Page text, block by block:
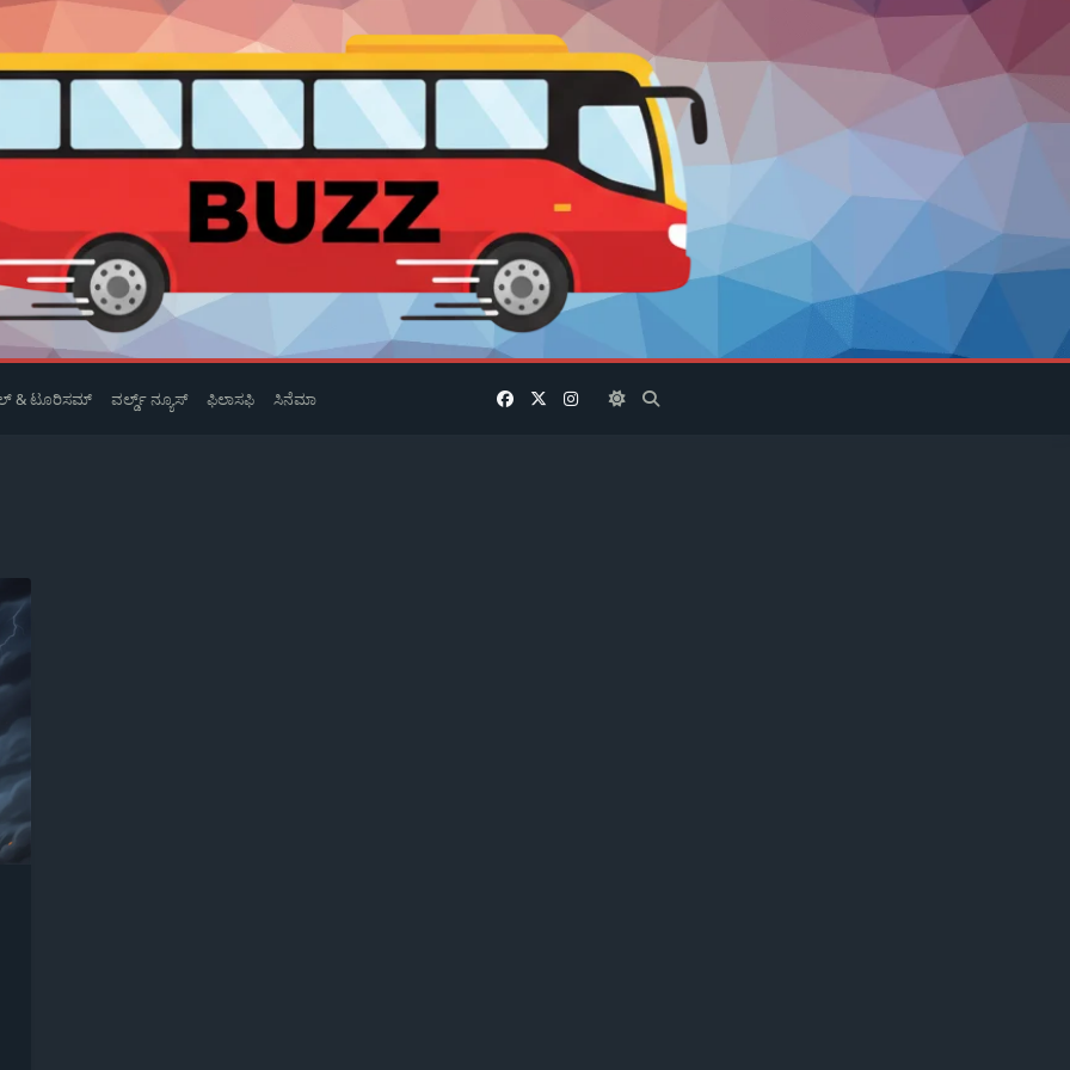
& ಟೂರಿಸಮ್ ವರ್ಲ್ಡ್ ನ್ಯೂಸ್ ಫಿಲಾಸಫಿ ಸಿನೆಮಾ